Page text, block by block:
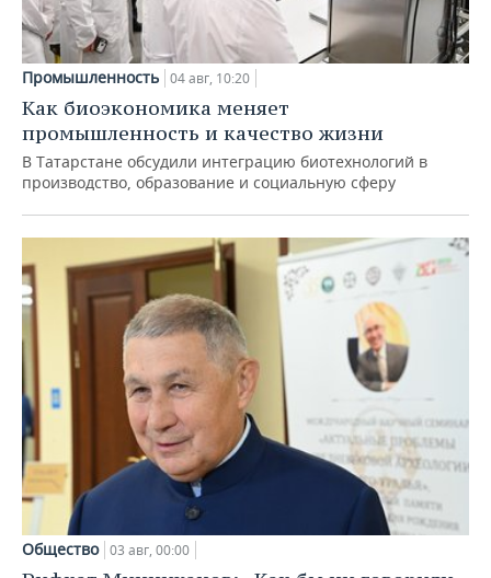
Промышленность 04 авг, 10:20
Как биоэкономика меняет
промышленность и качество жизни
В Татарстане обсудили интеграцию биотехнологий в
производство, образование и социальную сферу
Общество 03 авг, 00:00